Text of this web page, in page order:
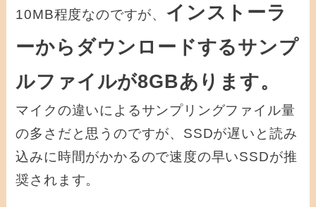
10MB程度なのですが、 インストーラ
ーからダウンロードするサンプ
ルファイルが8GBあります。
マイクの違いによるサンプリングファイル量
の多さだと思うのですが、SSDが遅いと読み
込みに時間がかかるので速度の早いSSDが推
奨されます。